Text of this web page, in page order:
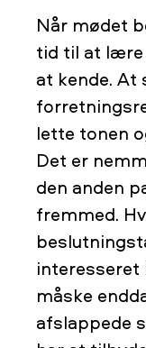
Når mødet
tid til at lære
at kende. At
lette tonen
Det er
den anden
fremmed.
interesseret
måske
afslappede